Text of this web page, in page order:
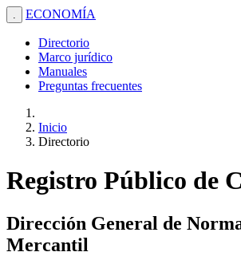
. ECONOMÍA
Directorio
Marco jurídico
Manuales
Preguntas frecuentes
Inicio
Directorio
Registro Público de
Dirección General de
Mercantil